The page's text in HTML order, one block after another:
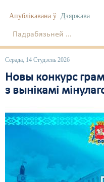
Апублікавана ў Дзяржава
Падрабязьней ...
Серада, 14 Студзень 2026
Новы конкурс
з вынікамі
Свабода слова
Свабода сумленьня
Суд
Экалёгія
Сацыяльныя правы